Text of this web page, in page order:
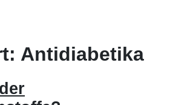
Antidiabetika